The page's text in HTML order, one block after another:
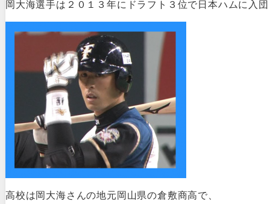
岡大海選手は２０１３年にドラフト３位で日本ハムに入
高校は岡大海さんの地元岡山県の倉敷商高で、